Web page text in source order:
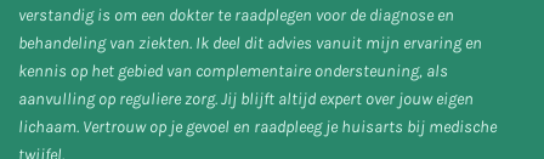
verstandig is om een dokter te raadplegen voor de diagnose en
behandeling van ziekten. Ik deel dit advies vanuit mijn ervaring en
kennis op het gebied van complementaire ondersteuning, als
aanvulling op reguliere zorg. Jij blijft altijd expert over jouw eigen
lichaam. Vertrouw op je gevoel en raadpleeg je huisarts bij medische